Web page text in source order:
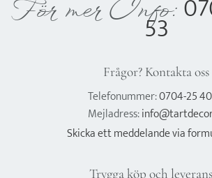
För mer Info:
53
Frågor? Kontakta oss
Telefonummer:0704-25
Mejladress:
Skicka ett meddelande via
Trygga köp och